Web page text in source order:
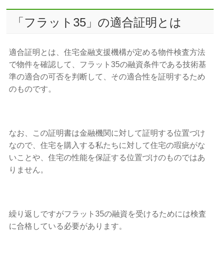
「フラット35」の適合証明とは
適合証明とは、住宅金融支援機構が定める物件検査方法
で物件を確認して、フラット35の融資条件である技術基
準の適合の可否を判断して、その適合性を証明するため
のものです。
なお、この証明書は金融機関に対して証明する位置づけ
なので、住宅を購入する私たちに対して住宅の瑕疵がな
いことや、住宅の性能を保証する位置づけのものではあ
りません。
繰り返しですがフラット35の融資を受けるためには検査
に合格している必要があります。